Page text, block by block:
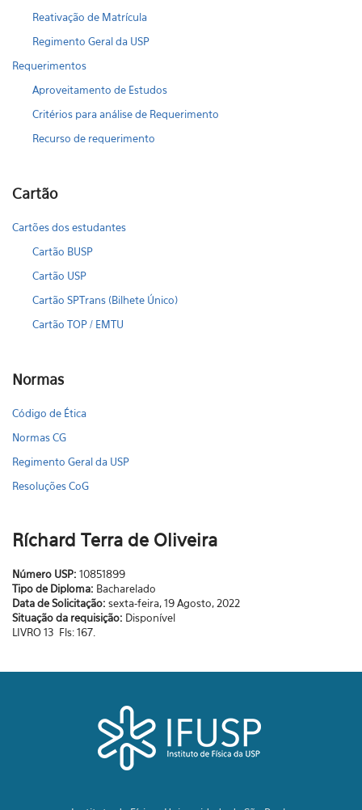
Reativação de Matrícula
Regimento Geral da USP
Requerimentos
Aproveitamento de Estudos
Critérios para análise de Requerimento
Recurso de requerimento
Cartão
Cartões dos estudantes
Cartão BUSP
Cartão USP
Cartão SPTrans (Bilhete Único)
Cartão TOP / EMTU
Normas
Código de Ética
Normas CG
Regimento Geral da USP
Resoluções CoG
Ríchard Terra de Oliveira
Número USP: 10851899
Tipo de Diploma: Bacharelado
Data de Solicitação: sexta-feira, 19 Agosto, 2022
Situação da requisição: Disponível
LIVRO 13 Fls: 167.